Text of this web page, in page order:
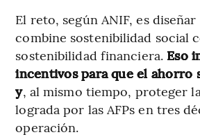
El reto, según ANIF, es
combine sostenibilidad social
sostenibilidad financiera. Eso
incentivos para que el ahorro
y, al mismo tiempo, proteger
lograda por las AFPs en tres
operación.